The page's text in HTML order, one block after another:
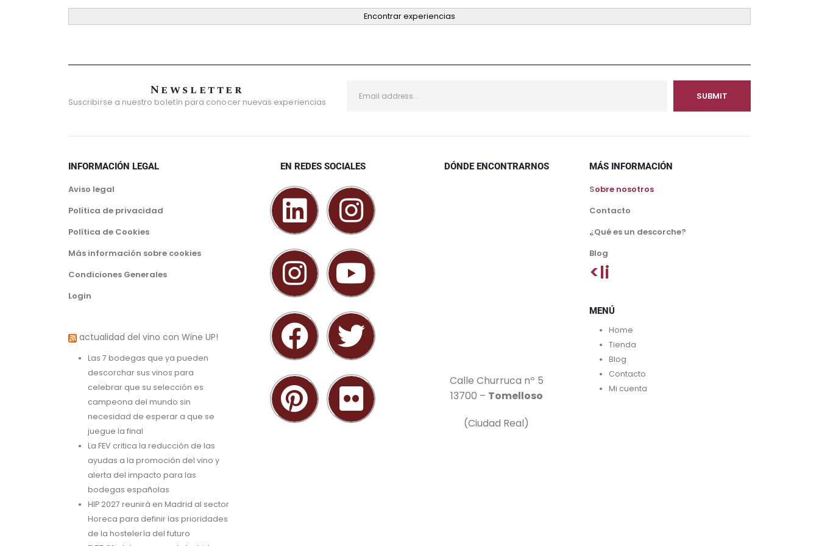
Encontrar experiencias
Newsletter
Suscribirse a nuestro boletín para conocer nuevas experiencias
INFORMACIÓN LEGAL
Aviso legal
Política de privacidad
Política de Cookies
Más información sobre cookies
Condiciones Generales
Login
actualidad del vino con Wine UP!
Las 7 bodegas que ya pueden
descorchar sus vinos para
celebrar que su selección es
campeona del mundo sin
necesidad de esperar a que se
juegue la final
La FEV critica la reducción de las
ayudas a la promoción del vino y
alerta del impacto para las
bodegas españolas
HIP 2027 reunirá en Madrid al sector
Horeca para definir las prioridades
de la hostelería del futuro
EN REDES SOCIALES DÓNDE ENCONTRARNOS
Calle Churruca nº 5
13700 – Tomelloso
(Ciudad Real)
MÁS INFORMACIÓN
Sobre nosotros
Contacto
¿Qué es un descorche?
Blog
<li
MENÚ
Home
Tienda
Blog
Contacto
Mi cuenta